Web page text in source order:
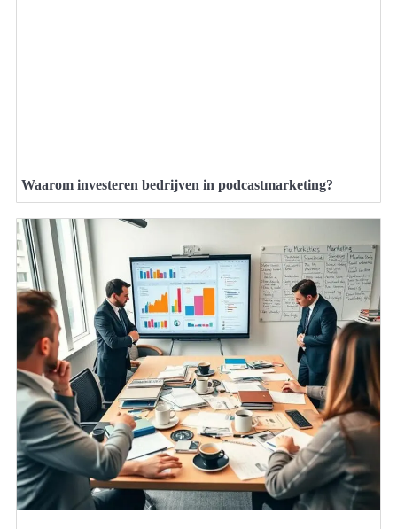
Waarom investeren bedrijven in podcastmarketing?